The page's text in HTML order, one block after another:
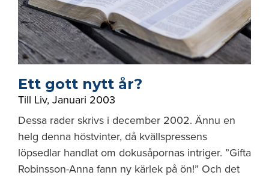
Ett gott nytt år?
Till Liv, Januari 2003
Dessa rader skrivs i december 2002. Ännu en
helg denna höstvinter, då kvällspressens
löpsedlar handlat om dokusåpornas intriger. ”Gifta
Robinsson-Anna fann ny kärlek på ön!” Och det